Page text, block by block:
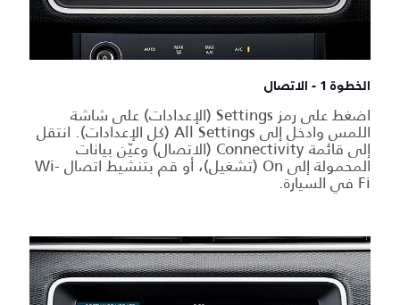
الخطوة 1 - الاتصال
اضغط على رمز Settings (الإعدادات) على شاشة
اللمس وادخل إلى All Settings (كل الإعدادات). انتقل
إلى قائمة Connectivity (الاتصال) وعيّن بيانات
المحمولة إلى On (تشغيل)، أو قم بتنشيط اتصال Wi-
Fi في السيارة.